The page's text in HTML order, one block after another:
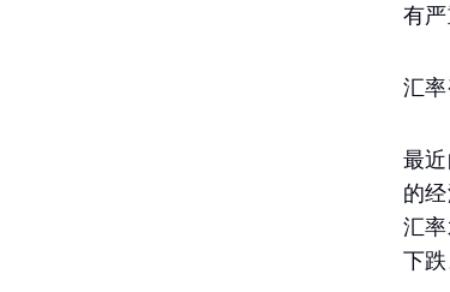
有严
汇
最
的
汇
下跌